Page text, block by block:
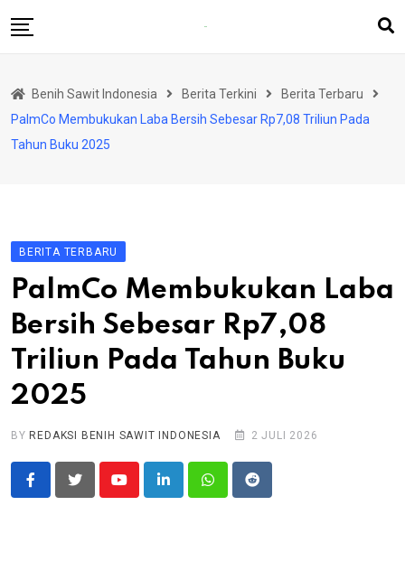
to
Berita Terkini
Rubrik
Benih Sawit Indonesia Berita Terkini
Berita Terbaru
PalmCo Membukukan Laba Bersih Sebesar Rp7,08 Triliun Pada
Tahun Buku 2025
BERITA TERBARU
PalmCo Membukukan Laba
Bersih Sebesar Rp7,08
Triliun Pada Tahun Buku
2025
BY REDAKSI BENIH SAWIT INDONESIA 2 JULI 2026
YoutubeLinkedInWhatsappReddit